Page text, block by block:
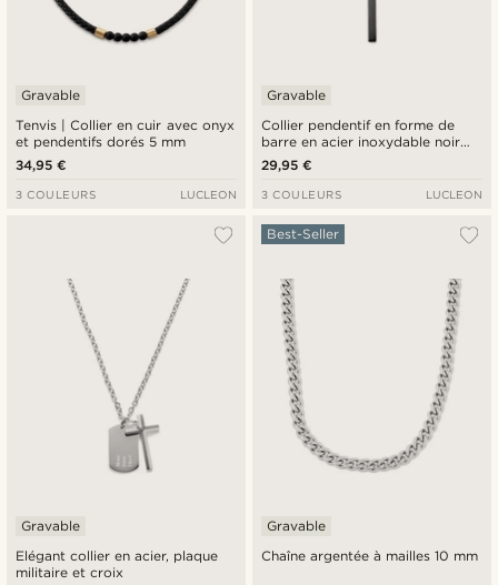
Tenvis | Collier en cuir avec onyx
et pendentifs dorés 5 mm
Gravable
34,95 €
3 COULEURS LUCLEON
Collier pendentif en forme de
barre en acier inoxydable noir
poli
Gravable
29,95 €
3 COULEURS LUCLEON
Elégant collier en acier, plaque
militaire et croix
Gravable
Chaîne argentée à mailles 10 mm
Best-Seller
Gravable